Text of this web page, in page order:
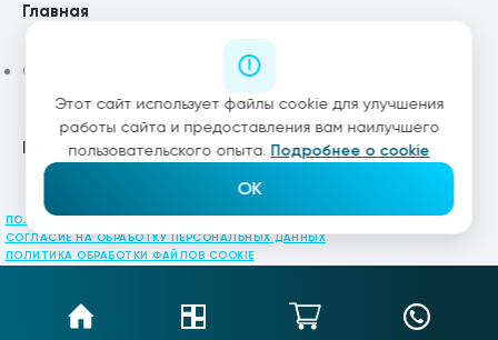
Главная
Статьи
Каталог
ПОЛИТИКА КОНФИДЕНЦИАЛЬНОСТИ
СОГЛАСИЕ НА ОБРАБОТКУ ПЕРСОНАЛЬНЫХ ДАННЫХ
ПОЛИТИКА ОБРАБОТКИ ФАЙЛОВ COOKIE
Этот сайт использует файлы cookie для улучшения
работы сайта и предоставления вам наилучшего
пользовательского опыта. Подробнее о cookie
OK